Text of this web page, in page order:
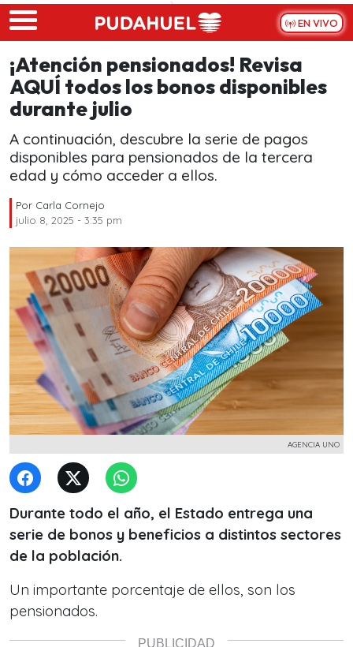
Skip to main content
EN VIVO
¡Atención pensionados! Revisa
AQUÍ todos los bonos disponibles
durante julio
A continuación, descubre la serie de pagos
disponibles para pensionados de la tercera
edad y cómo acceder a ellos.
Por Carla Cornejo
julio 8, 2025 - 3:35 pm
AGENCIA UNO
Durante todo el año, el Estado entrega una
serie de bonos y beneficios a distintos sectores
de la población.
Un importante porcentaje de ellos, son los
pensionados.